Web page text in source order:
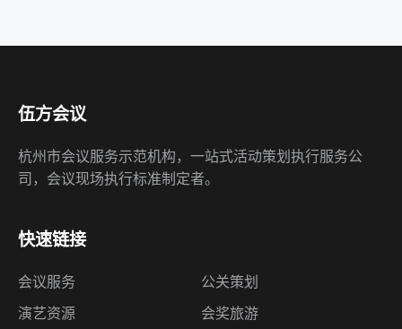
伍方会议
杭州市会议服务示范机构，一站式活动策划执行服务公
司，会议现场执行标准制定者。
快速链接
会议服务
公关策划
演艺资源
会奖旅游